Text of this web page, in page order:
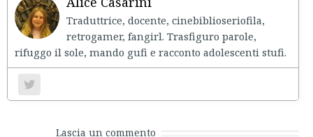
Traduttrice, docente, cinebiblioseriofila,
retrogamer, fangirl. Trasfiguro parole,
rifuggo il sole, mando gufi e racconto adolescenti stufi.
Lascia un commento